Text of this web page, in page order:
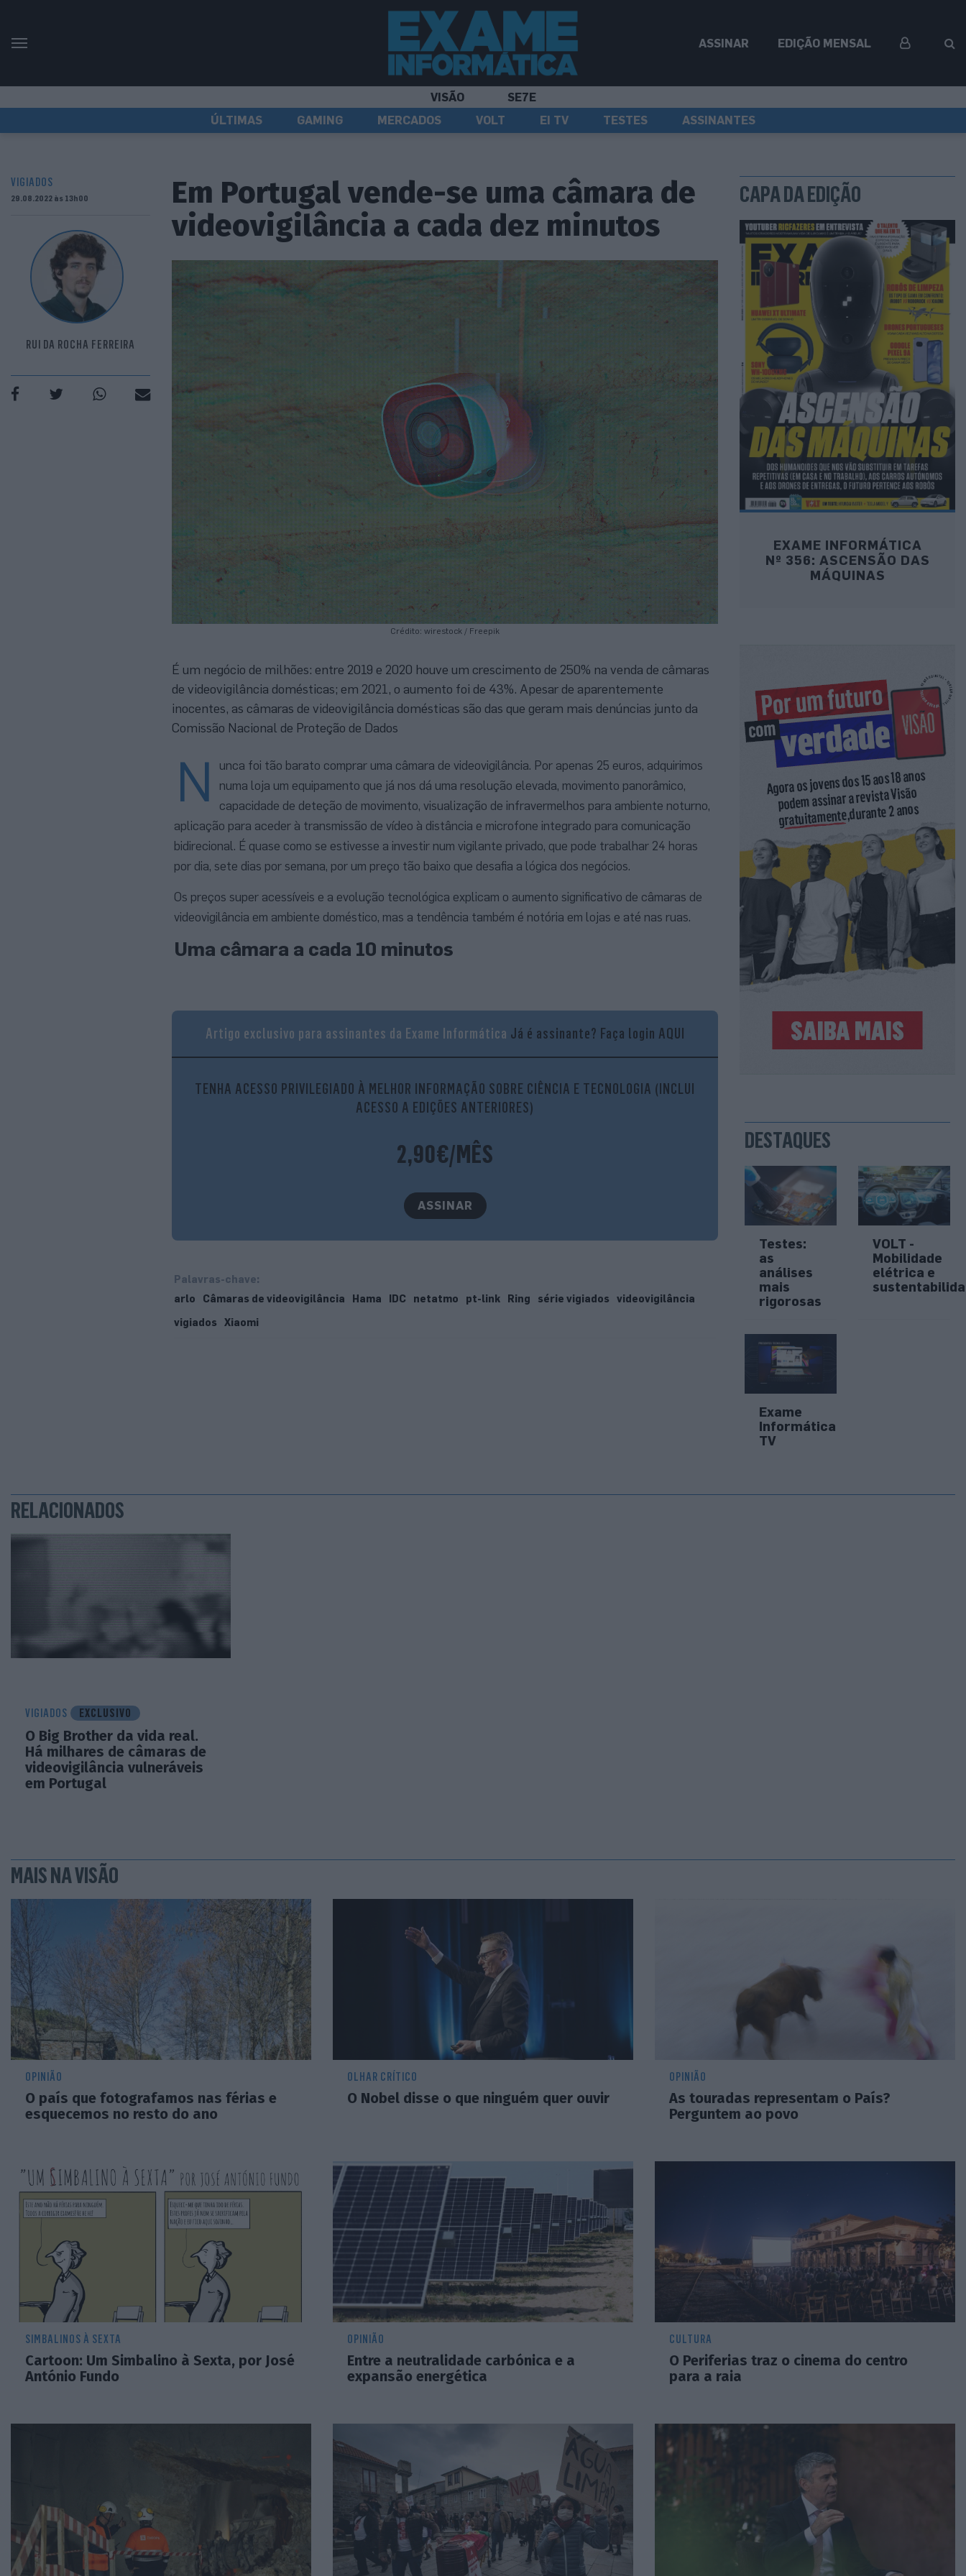
ASSINAR EDIÇÃO MENSAL
VISÃO
SE7E
ÚLTIMAS
GAMING MERCADOS VOLT EI TV TESTES ASSINANTES
VIGIADOS
29.08.2022 às 13h00
RUI DA ROCHA FERREIRA
Em Portugal vende-se uma câmara de
videovigilância a cada dez minutos
Crédito: wirestock / Freepik
É um negócio de milhões: entre 2019 e 2020 houve um crescimento de 250% na venda de câmaras
de videovigilância domésticas; em 2021, o aumento foi de 43%. Apesar de aparentemente
inocentes, as câmaras de videovigilância domésticas são das que geram mais denúncias junto da
Comissão Nacional de Proteção de Dados
N
unca foi tão barato comprar uma câmara de videovigilância. Por apenas 25 euros, adquirimos
numa loja um equipamento que já nos dá uma resolução elevada, movimento panorâmico,
capacidade de deteção de movimento, visualização de infravermelhos para ambiente noturno,
aplicação para aceder à transmissão de vídeo à distância e microfone integrado para comunicação
bidirecional. É quase como se estivesse a investir num vigilante privado, que pode trabalhar 24 horas
por dia, sete dias por semana, por um preço tão baixo que desafia a lógica dos negócios.
Os preços super acessíveis e a evolução tecnológica explicam o aumento significativo de câmaras de
videovigilância em ambiente doméstico, mas a tendência também é notória em lojas e até nas ruas.
Uma câmara a cada 10 minutos
Artigo exclusivo para assinantes da Exame Informática Já é assinante? Faça login AQUI
TENHA ACESSO PRIVILEGIADO À MELHOR INFORMAÇÃO SOBRE CIÊNCIA E TECNOLOGIA (INCLUI
ACESSO A EDIÇÕES ANTERIORES)
2,90€/MÊS
ASSINAR
Palavras-chave:
arlo
Câmaras de videovigilância Hama IDC netatmo pt-link Ring série vigiados
videovigilância
vigiados
Xiaomi
CAPA DA EDIÇÃO
EXAME INFORMÁTICA
Nº 356: ASCENSÃO DAS
MÁQUINAS
DESTAQUES
Testes:
as
análises
mais
rigorosas
VOLT -
Mobilidade
elétrica e
Exame
Informática
TV
RELACIONADOS
VIGIADOS EXCLUSIVO
O Big Brother da vida real.
Há milhares de câmaras de
videovigilância vulneráveis
em Portugal
MAIS NA VISÃO
OPINIÃO
O país que fotografamos nas férias e
esquecemos no resto do ano
OLHAR CRÍTICO
O Nobel disse o que ninguém quer ouvir
OPINIÃO
As touradas representam o País?
Perguntem ao povo
SIMBALINOS À SEXTA
Cartoon: Um Simbalino à Sexta, por José
António Fundo
OPINIÃO
Entre a neutralidade carbónica e a
expansão energética
CULTURA
O Periferias traz o cinema do centro
para a raia